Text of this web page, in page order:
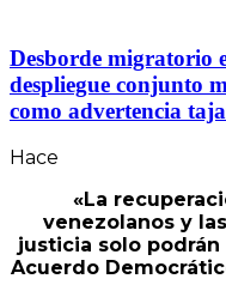
Desborde migratorio
despliegue conjunto
como advertencia
Hace
«La
venezolanos y
justicia solo
Acuerdo